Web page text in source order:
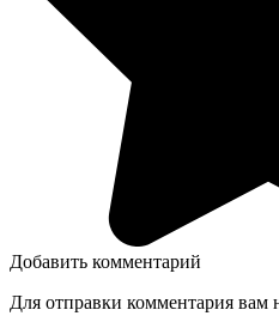
Добавить комментарий
Для отправки комментария вам